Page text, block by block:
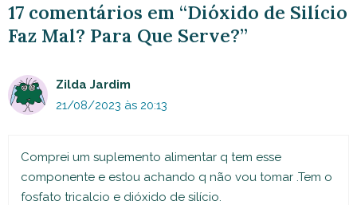
17 comentários em “Dióxido de Silício
Faz Mal? Para Que Serve?”
Zilda Jardim
21/08/2023 às 20:13
Comprei um suplemento alimentar q tem esse
componente e estou achando q não vou tomar .Tem o
fosfato tricalcio e dióxido de silício.